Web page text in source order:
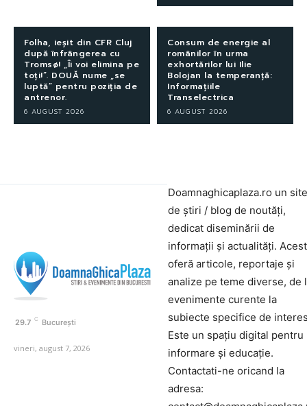
Folha, ieșit din CFR Cluj
după înfrângerea cu
Tromsø! „Îi voi elimina pe
toți!”. DOUĂ nume „se
luptă” pentru poziția de
antrenor.
6 AUGUST 2026
Consum de energie al
românilor în urma
exhortărilor lui Ilie
Bolojan la temperanță:
Informațiile
Transelectrica
6 AUGUST 2026
29.7 C București
vineri, august 7, 2026
Doamnaghicaplaza.ro un site
de știri / blog de noutăți,
dedicat diseminării de
informații și actualități.
oferă articole, reportaje și
analize pe teme diverse, de
evenimente curente la
subiecte specifice de
Este un spațiu digital pentru
informare și educație.
Contactati-ne oricand la
adresa: